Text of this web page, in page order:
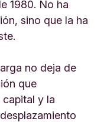
1980. No ha
sino que la ha
no deja de
que
capital y la